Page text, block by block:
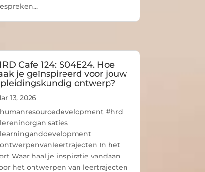
Cafe 124: S04E24. Hoe
je geïnspireerd voor jouw
ontwerp?
13, 2026
#hrd
In het
Waar haal je inspiratie vandaan
het ontwerpen van leertrajecten